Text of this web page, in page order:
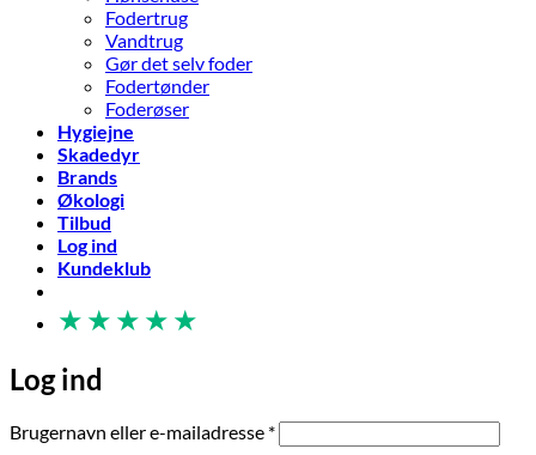
Fodertrug
Vandtrug
Gør det selv foder
Fodertønder
Foderøser
Hygiejne
Skadedyr
Brands
Økologi
Tilbud
Log ind
Kundeklub
★ ★ ★ ★ ★
Log ind
Brugernavn eller e-mailadresse *Påkrævet